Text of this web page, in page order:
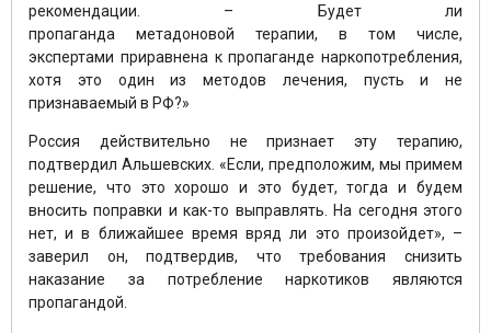
рекомендации. – Будет ли
пропаганда метадоновой терапии, в том числе,
экспертами приравнена к пропаганде наркопотребления,
хотя это один из методов лечения, пусть и не
признаваемый в РФ?»
Россия действительно не признает эту терапию,
подтвердил Альшевских. «Если, предположим, мы примем
решение, что это хорошо и это будет, тогда и будем
вносить поправки и как-то выправлять. На сегодня этого
нет, и в ближайшее время вряд ли это произойдет», –
заверил он, подтвердив, что требования снизить
наказание за потребление наркотиков являются
пропагандой.